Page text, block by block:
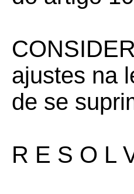
ajustes na
de se
R E S O L